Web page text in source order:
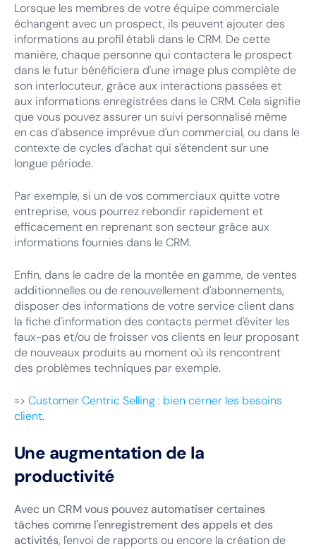
Lorsque les membres de votre équipe commerciale
échangent avec un prospect, ils peuvent ajouter des
informations au profil établi dans le CRM. De cette
manière, chaque personne qui contactera le prospect
dans le futur bénéficiera d'une image plus complète de
son interlocuteur, grâce aux interactions passées et
aux informations enregistrées dans le CRM. Cela signifie
que vous pouvez assurer un suivi personnalisé même
en cas d'absence imprévue d'un commercial, ou dans le
contexte de cycles d'achat qui s'étendent sur une
longue période.
Par exemple, si un de vos commerciaux quitte votre
entreprise, vous pourrez rebondir rapidement et
efficacement en reprenant son secteur grâce aux
informations fournies dans le CRM.
Enfin, dans le cadre de la montée en gamme, de ventes
additionnelles ou de renouvellement d'abonnements,
disposer des informations de votre service client dans
la fiche d'information des contacts permet d'éviter les
faux-pas et/ou de froisser vos clients en leur proposant
de nouveaux produits au moment où ils rencontrent
des problèmes techniques par exemple.
=> Customer Centric Selling : bien cerner les besoins
client.
Une augmentation de la
productivité
Avec un CRM vous pouvez automatiser certaines
tâches comme l'enregistrement des appels et des
activités, l'envoi de rapports ou encore la création de